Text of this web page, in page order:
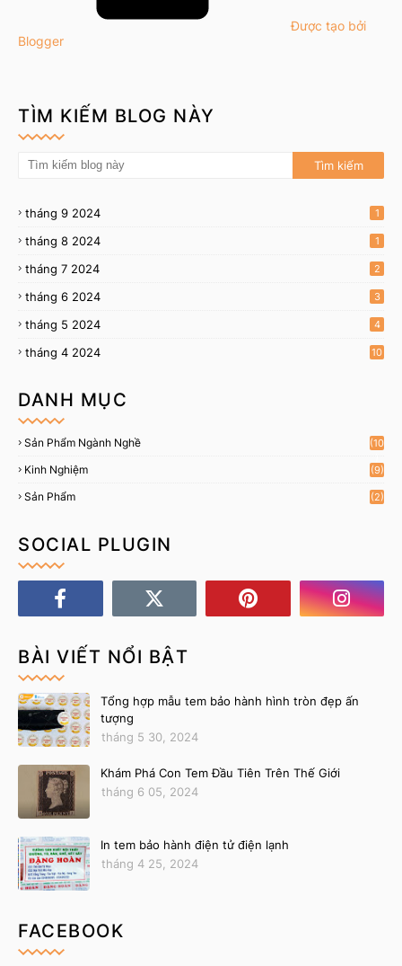
Được tạo bởi
Blogger
TÌM KIẾM BLOG NÀY
tháng 9 2024 1
tháng 8 2024 1
tháng 7 2024 2
tháng 6 2024 3
tháng 5 2024 4
tháng 4 2024 10
DANH MỤC
Sản Phẩm Ngành Nghề
(10
Kinh Nghiệm (9)
Sản Phẩm (2)
SOCIAL PLUGIN
BÀI VIẾT NỔI BẬT
Tổng hợp mẫu tem bảo hành hình tròn đẹp ấn
tượng
tháng 5 30, 2024
Khám Phá Con Tem Đầu Tiên Trên Thế Giới
tháng 6 05, 2024
In tem bảo hành điện tử điện lạnh
tháng 4 25, 2024
FACEBOOK